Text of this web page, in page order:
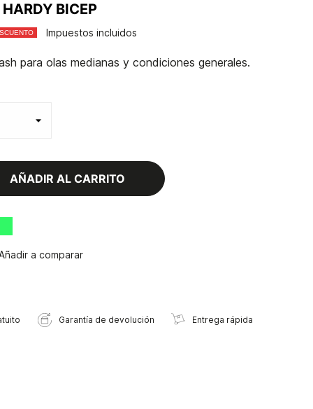
BICEP
Impuestos incluidos
para olas medianas y condiciones generales.
AÑADIR AL CARRITO
a comparar
Garantía de devolución Entrega rápida